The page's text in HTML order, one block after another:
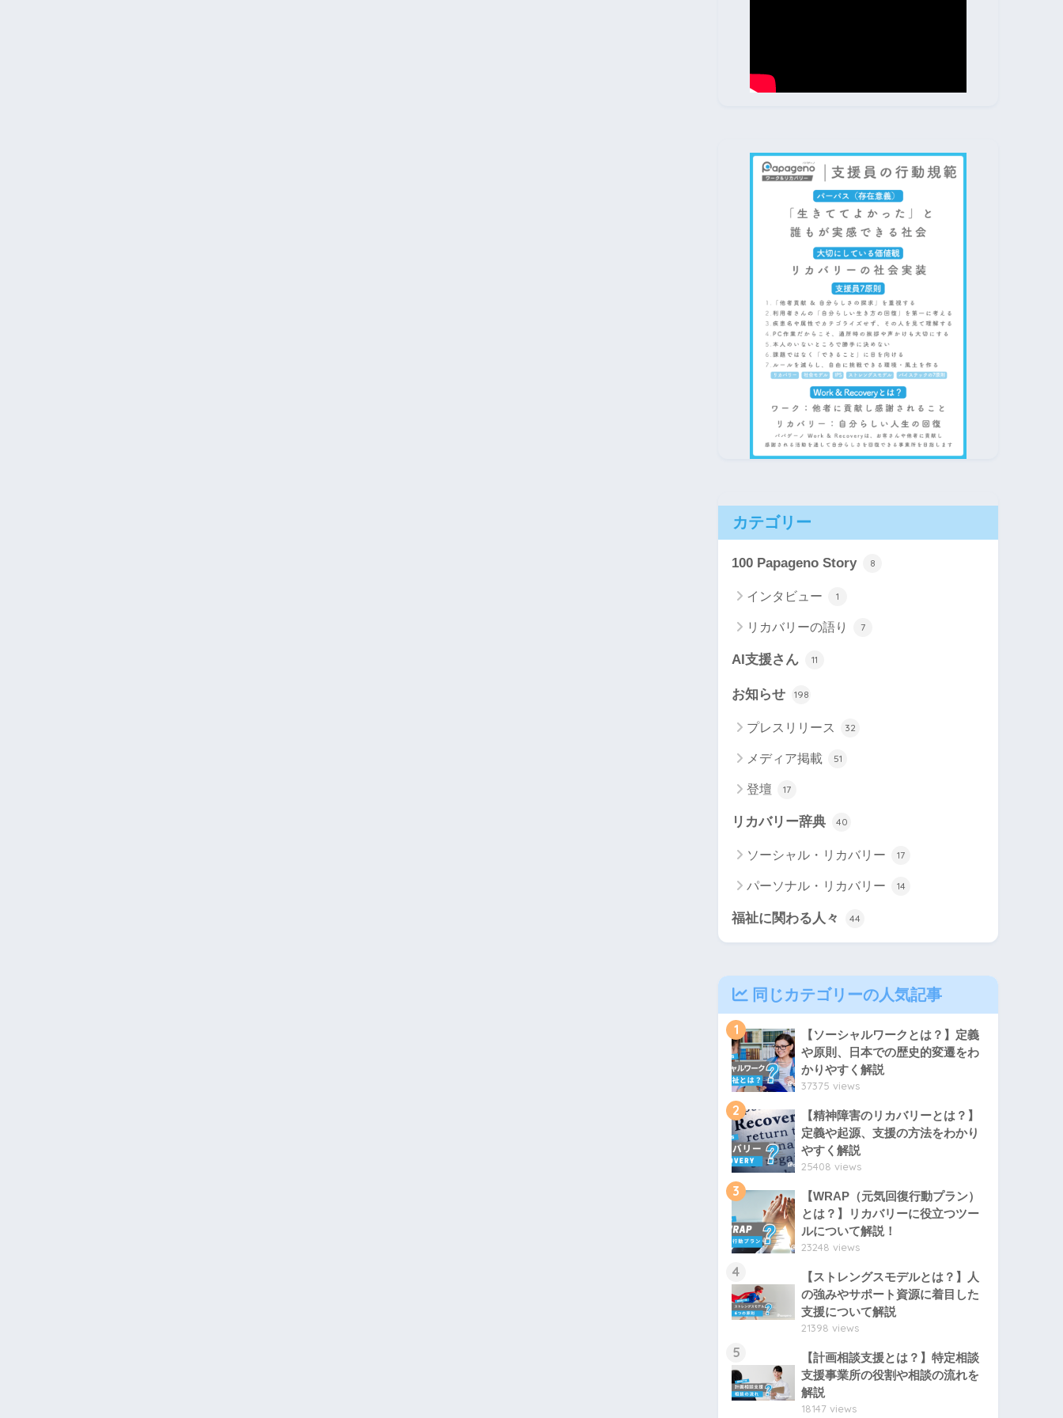
カテゴリー
100 Papageno Story 8
インタビュー 1
リカバリーの語り 7
AI支援さん 11
お知らせ 198
プレスリリース 32
メディア掲載 51
登壇 17
リカバリー辞典 40
ソーシャル・リカバリー 17
パーソナル・リカバリー 14
福祉に関わる人々 44
同じカテゴリーの人気記事
1
【ソーシャルワークとは？】定義
や原則、日本での歴史的変遷をわ
かりやすく解説
37375 views
2
【精神障害のリカバリーとは？】
定義や起源、支援の方法をわかり
やすく解説
25408 views
3
【WRAP（元気回復行動プラン）
とは？】リカバリーに役立つツー
ルについて解説！
23248 views
4
【ストレングスモデルとは？】人
の強みやサポート資源に着目した
支援について解説
21398 views
5
【計画相談支援とは？】特定相談
支援事業所の役割や相談の流れを
解説
18147 views